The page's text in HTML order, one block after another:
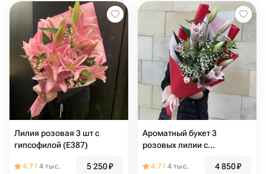
Лилия розовая 3 шт с
гипсофилой (E387)
4.71 4 тыс. 5 250₽
Ароматный букет 3
розовых лилии с
4.71 4 тыс. 4 850₽